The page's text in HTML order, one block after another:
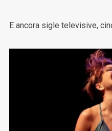
E ancora sigle televisive,